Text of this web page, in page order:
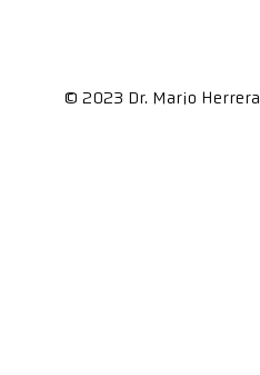
© 2023 Dr. Mario Herrera